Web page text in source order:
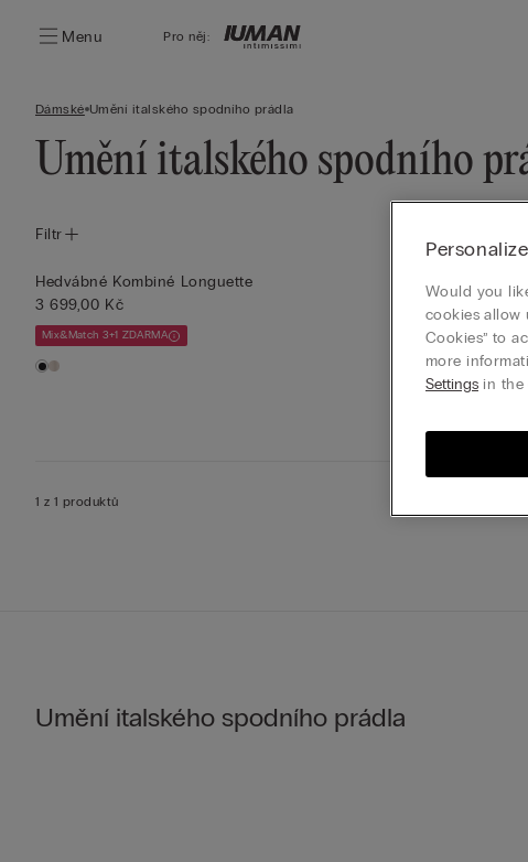
Menu Pro něj:
Dámské Umění italského spodního prádla
Umění italského spodního
Filtr
Hedvábné Kombiné Longuette
3 699,00 Kč
Mix&Match 3+1 ZDARMA
1 z 1 produktů
Umění italského spodního prádla
Would you
cookies allow
Cookies” to
more
Settings in the